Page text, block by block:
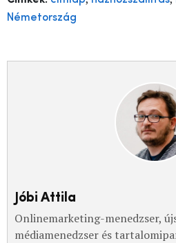
Németország
Jóbi Attila
Onlinemarketing-menedzser,
médiamenedzser és